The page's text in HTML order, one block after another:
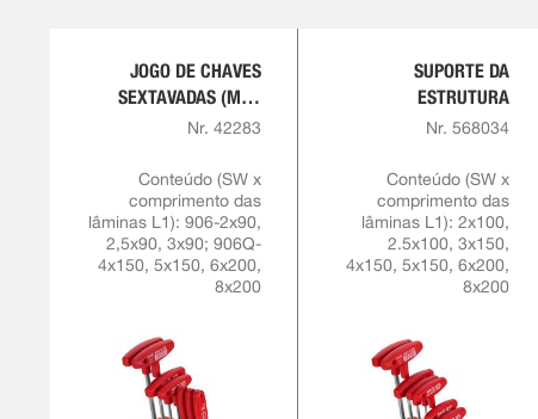
JOGO DE CHAVES
SEXTAVADAS (MM)
COM SUPORTE
Nr. 42283
Conteúdo (SW x
comprimento das
lâminas L1): 906-2x90,
2,5x90, 3x90; 906Q-
4x150, 5x150, 6x200,
8x200
SUPORTE DA
ESTRUTURA
Nr. 568034
Conteúdo (SW x
comprimento das
lâminas L1): 2x100,
2.5x100, 3x150,
4x150, 5x150, 6x200,
8x200